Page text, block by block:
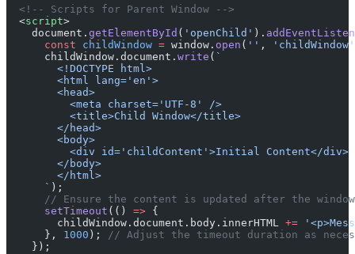
  <!-- Scripts for Parent Window -->
  <
script>
    document.
getElementById ( 'openChild' ).
      const
childWindow = window. open ( '' ,
'childWindow'
      childWindow.document.
write ( `
        <!DOCTYPE html>
        <html lang='en'>
        <head>
          <meta charset='UTF-8' />
          <title>Child Window</title>
        </head>
        <body>
          <div id='childContent'>Initial Content</div>
        </body>
        </html>
      `
);
// Ensure the content is updated after the
      setTimeout
(() => {
        childWindow.document.body.innerHTML
+=
      },
1000 );
// Adjust the timeout duration as
    });